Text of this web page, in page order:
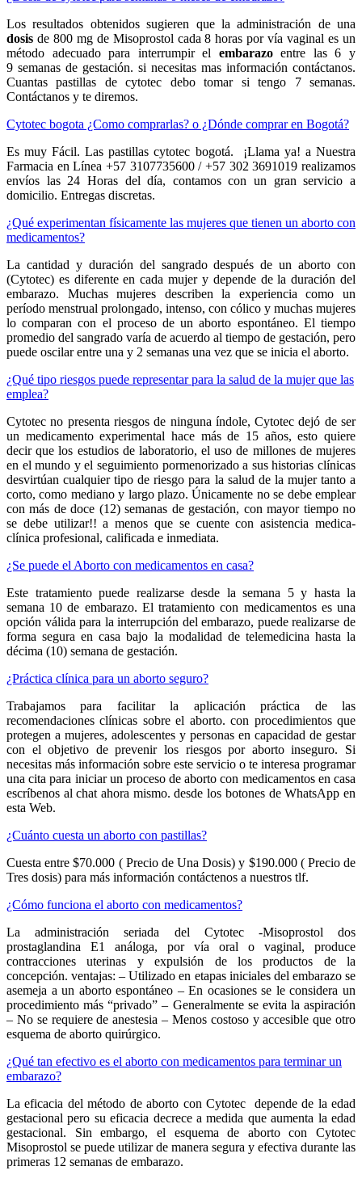
Los resultados obtenidos sugieren que la administración de una
dosis de 800 mg de Misoprostol cada 8 horas por vía vaginal es un
método adecuado para interrumpir el embarazoentre las 6 y
9 semanas de gestación. si necesitas mas información contáctanos.
Cuantas pastillas de cytotec debo tomar si tengo 7 semanas.
Contáctanos y te diremos.
Cytotec bogota ¿Como comprarlas? o ¿Dónde comprar en Bogotá?
Es muy Fácil. Las pastillas cytotec bogotá. ¡Llama ya! a Nuestra
Farmacia en Línea +57 3107735600 / +57 302 3691019 realizamos
envíos las 24 Horas del día, contamos con un gran servicio a
domicilio. Entregas discretas.
¿Qué experimentan físicamente las mujeres que tienen un aborto con
medicamentos?
La cantidad y duración del sangrado después de un aborto con
(Cytotec) es diferente en cada mujer y depende de la duración del
embarazo. Muchas mujeres describen la experiencia como un
período menstrual prolongado, intenso, con cólico y muchas mujeres
lo comparan con el proceso de un aborto espontáneo. El tiempo
promedio del sangrado varía de acuerdo al tiempo de gestación, pero
puede oscilar entre una y 2 semanas una vez que se inicia el aborto.
¿Qué tipo riesgos puede representar para la salud de la mujer que las
emplea?
Cytotec no presenta riesgos de ninguna índole, Cytotec dejó de ser
un medicamento experimental hace más de 15 años, esto quiere
decir que los estudios de laboratorio, el uso de millones de mujeres
en el mundo y el seguimiento pormenorizado a sus historias clínicas
desvirtúan cualquier tipo de riesgo para la salud de la mujer tanto a
corto, como mediano y largo plazo. Únicamente no se debe emplear
con más de doce (12) semanas de gestación, con mayor tiempo no
se debe utilizar!! a menos que se cuente con asistencia medica-
clínica profesional, calificada e inmediata.
¿Se puede el Aborto con medicamentos en casa?
Este tratamiento puede realizarse desde la semana 5 y hasta la
semana 10 de embarazo. El tratamiento con medicamentos es una
opción válida para la interrupción del embarazo, puede realizarse de
forma segura en casa bajo la modalidad de telemedicina hasta la
décima (10) semana de gestación.
¿Práctica clínica para un aborto seguro?
Trabajamos para facilitar la aplicación práctica de las
recomendaciones clínicas sobre el aborto. con procedimientos que
protegen a mujeres, adolescentes y personas en capacidad de gestar
con el objetivo de prevenir los riesgos por aborto inseguro. Si
necesitas más información sobre este servicio o te interesa programar
una cita para iniciar un proceso de aborto con medicamentos en casa
escríbenos al chat ahora mismo. desde los botones de WhatsApp en
esta Web.
¿Cuánto cuesta un aborto con pastillas?
Cuesta entre $70.000 ( Precio de Una Dosis) y $190.000 ( Precio de
Tres dosis) para más información contáctenos a nuestros tlf.
¿Cómo funciona el aborto con medicamentos?
La administración seriada del Cytotec -Misoprostol dos
prostaglandina E1 análoga, por vía oral o vaginal, produce
contracciones uterinas y expulsión de los productos de la
concepción. ventajas: – Utilizado en etapas iniciales del embarazo se
asemeja a un aborto espontáneo – En ocasiones se le considera un
procedimiento más “privado” – Generalmente se evita la aspiración
– No se requiere de anestesia – Menos costoso y accesible que otro
esquema de aborto quirúrgico.
¿Qué tan efectivo es el aborto con medicamentos para terminar un
embarazo?
La eficacia del método de aborto con Cytotec depende de la edad
gestacional pero su eficacia decrece a medida que aumenta la edad
gestacional. Sin embargo, el esquema de aborto con Cytotec
Misoprostol se puede utilizar de manera segura y efectiva durante las
primeras 12 semanas de embarazo.